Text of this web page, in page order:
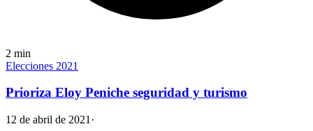
2 min
Elecciones 2021
Prioriza Eloy Peniche seguridad y turismo
12 de abril de 2021 ·